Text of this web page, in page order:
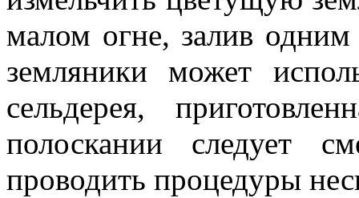
малом огне, залив
земляники может
сельдерея,
полоскании следует
проводить процедуры